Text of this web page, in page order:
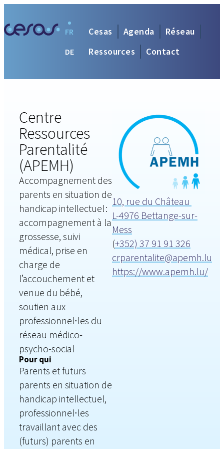
Cesas Agenda
Réseau
Ressources
Contact
FR
DE
Centre
Ressources
Parentalité
(APEMH)
Accompagnement des
parents en situation de
handicap intellectuel :
accompagnement à la
grossesse, suivi
médical, prise en
charge de
l’accouchement et
venue du bébé,
soutien aux
professionnel∙les du
réseau médico-
psycho-social
Pour qui
Parents et futurs
parents en situation de
handicap intellectuel,
professionnel∙les
travaillant avec des
(futurs) parents en
10, rue du Château
L-4976 Bettange-sur-
Mess
(+352) 37 91 91 326
crparentalite@apemh.lu
https://www.apemh.lu/